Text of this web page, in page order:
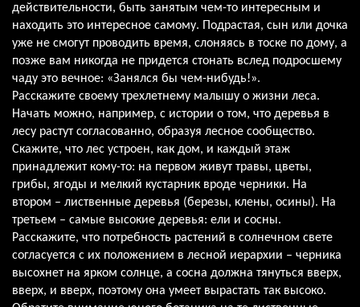
действительности, быть занятым чем-то интересным и
находить это интересное самому. Подрастая, сын или дочка
уже не смогут проводить время, слоняясь в тоске по дому, а
позже вам никогда не придется стонать вслед подросшему
чаду это вечное: «Занялся бы чем-нибудь!».
Расскажите своему трехлетнему малышу о жизни леса.
Начать можно, например, с истории о том, что деревья в
лесу растут согласованно, образуя лесное сообщество.
Скажите, что лес устроен, как дом, и каждый этаж
принадлежит кому-то: на первом живут травы, цветы,
грибы, ягоды и мелкий кустарник вроде черники. На
втором – лиственные деревья (березы, клены, осины). На
третьем – самые высокие деревья: ели и сосны.
Расскажите, что потребность растений в солнечном свете
согласуется с их положением в лесной иерархии – черника
высохнет на ярком солнце, а сосна должна тянуться вверх,
вверх, и вверх, поэтому она умеет вырастать так высоко.